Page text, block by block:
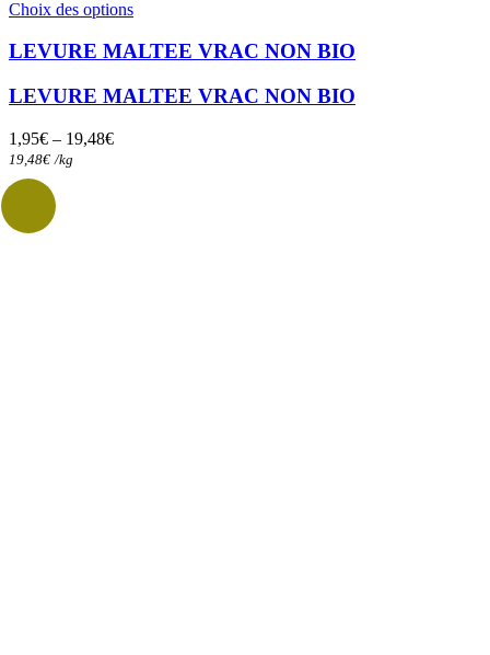
Choix des optionsCe
a
variations.
Les
LEVURE MALTEE VRAC NON BIO
LEVURE MALTEE VRAC NON BIO
1,95€ – 19,48€
19,48€ /kg